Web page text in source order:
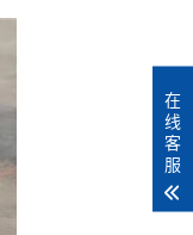
在
线
客
服